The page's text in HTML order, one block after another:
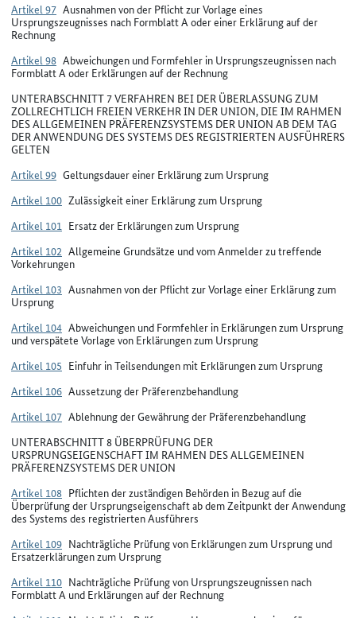
Artikel 97 Ausnahmen von der Pflicht zur Vorlage eines
Ursprungszeugnisses nach Formblatt A oder einer Erklärung auf der
Rechnung
Artikel 98 Abweichungen und Formfehler in Ursprungszeugnissen nach
Formblatt A oder Erklärungen auf der Rechnung
UNTERABSCHNITT 7 VERFAHREN BEI DER ÜBERLASSUNG ZUM
ZOLLRECHTLICH FREIEN VERKEHR IN DER UNION, DIE IM RAHMEN
DES ALLGEMEINEN PRÄFERENZSYSTEMS DER UNION AB DEM TAG
DER ANWENDUNG DES SYSTEMS DES REGISTRIERTEN AUSFÜHRERS
GELTEN
Artikel 99 Geltungsdauer einer Erklärung zum Ursprung
Artikel 100 Zulässigkeit einer Erklärung zum Ursprung
Artikel 101 Ersatz der Erklärungen zum Ursprung
Artikel 102 Allgemeine Grundsätze und vom Anmelder zu treffende
Vorkehrungen
Artikel 103 Ausnahmen von der Pflicht zur Vorlage einer Erklärung zum
Ursprung
Artikel 104 Abweichungen und Formfehler in Erklärungen zum Ursprung
und verspätete Vorlage von Erklärungen zum Ursprung
Artikel 105 Einfuhr in Teilsendungen mit Erklärungen zum Ursprung
Artikel 106 Aussetzung der Präferenzbehandlung
Artikel 107 Ablehnung der Gewährung der Präferenzbehandlung
UNTERABSCHNITT 8 ÜBERPRÜFUNG DER
URSPRUNGSEIGENSCHAFT IM RAHMEN DES ALLGEMEINEN
PRÄFERENZSYSTEMS DER UNION
Artikel 108 Pflichten der zuständigen Behörden in Bezug auf die
Überprüfung der Ursprungseigenschaft ab dem Zeitpunkt der Anwendung
des Systems des registrierten Ausführers
Artikel 109 Nachträgliche Prüfung von Erklärungen zum Ursprung und
Ersatzerklärungen zum Ursprung
Artikel 110 Nachträgliche Prüfung von Ursprungszeugnissen nach
Formblatt A und Erklärungen auf der Rechnung